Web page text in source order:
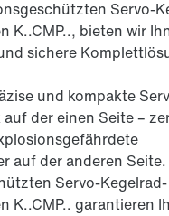
Servo-
K..CMP.., bieten wir
sichere
und kompakte
der einen Seite –
auf der anderen Seite.
Servo-Kegelrad-
K..CMP.. garantieren